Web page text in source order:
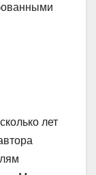
лет